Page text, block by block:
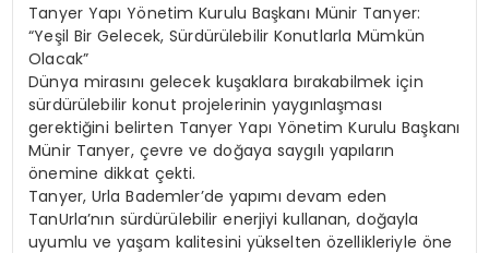
Tanyer Yapı Yönetim Kurulu Başkanı Münir Tanyer:
“Yeşil Bir Gelecek, Sürdürülebilir Konutlarla Mümkün
Olacak”
Dünya mirasını gelecek kuşaklara bırakabilmek için
sürdürülebilir konut projelerinin yaygınlaşması
gerektiğini belirten Tanyer Yapı Yönetim Kurulu Başkanı
Münir Tanyer, çevre ve doğaya saygılı yapıların
önemine dikkat çekti.
Tanyer, Urla Bademler’de yapımı devam eden
TanUrla’nın sürdürülebilir enerjiyi kullanan, doğayla
uyumlu ve yaşam kalitesini yükselten özellikleriyle öne